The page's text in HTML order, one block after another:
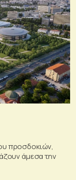
προσδοκιών,
άμεσα την